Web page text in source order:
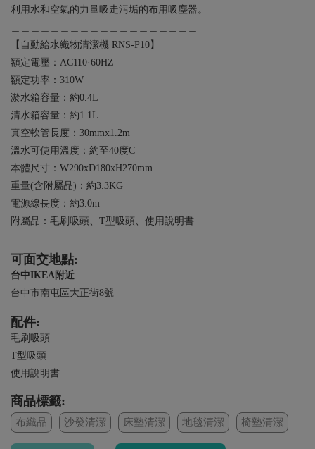
利用水和空氣的力量吸走污垢的布用吸塵器。
【自動給水織物清潔機 RNS-P10】
額定電壓：AC110·60HZ
額定功率：310W
淤水箱容量：約0.4L
清水箱容量：約1.1L
真空軟管長度：30mmx1.2m
溫水可使用溫度：約至40度C
本體尺寸：W290xD180xH270mm
重量(含附屬品)：約3.3KG
電源線長度：約3.0m
附屬品：毛刷吸頭、T型吸頭、使用說明書
可面交地點:
台中IKEA附近
台中市南屯區大正街8號
配件:
毛刷吸頭
T型吸頭
使用說明書
商品標籤:
布織品 沙發清潔 床墊清潔 地毯清潔 椅墊清潔